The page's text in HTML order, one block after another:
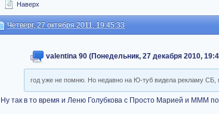
Наверх
Четверг, 27 октября 2011, 19:45:33
valentina 90 (Понедельник, 27 декабря 2010,
год уже не помню. Но недавно на Ю-туб видела рекламу СБ,
Ну так в то время и Леню Голубкова с Просто Марией и МММ